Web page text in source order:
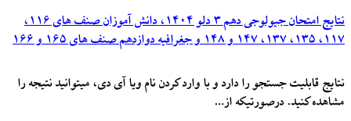
نتایج امتحان جیولوجی دهم ۳ دلو ۱۴۰۴، دانش آموزان صنف های ۱۱۶،
۱۱۷، ۱۳۵، ۱۳۷، ۱۴۷ و ۱۴۸ و جغرافیه دوازدهم صنف های ۱۶۵ و ۱۶۶
نتایج قابلیت جستجو را دارد و با وارد کردن نام ویا آی دی، میتوانید نتیجه را
مشاهده کنید. درصورتیکه از…